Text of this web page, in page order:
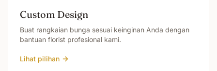
Custom Design
Buat rangkaian bunga sesuai keinginan Anda dengan
bantuan florist profesional kami.
Lihat pilihan